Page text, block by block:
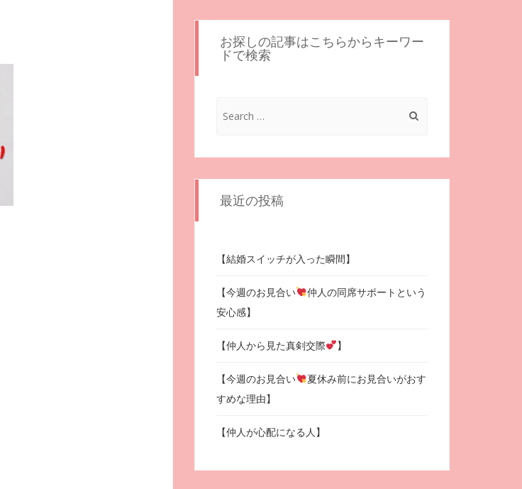
お探しの記事はこちらからキーワー
ドで検索
最近の投稿
【結婚スイッチが入った瞬間】
【今週のお見合い
仲人の同席サポートという
安心感】
【仲人から見た真剣交際 】
【今週のお見合い
夏休み前にお見合いがおす
すめな理由】
【仲人が心配になる人】